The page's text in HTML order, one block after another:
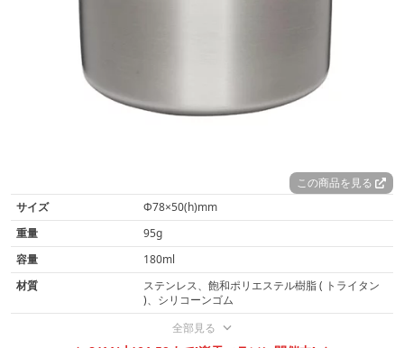
この商品を見る
サイズ
Φ78×50(h)mm
重量
95g
容量
180ml
材質
ステンレス、飽和ポリエステル樹脂 ( トライタン
)、シリコーンゴム
全部見る